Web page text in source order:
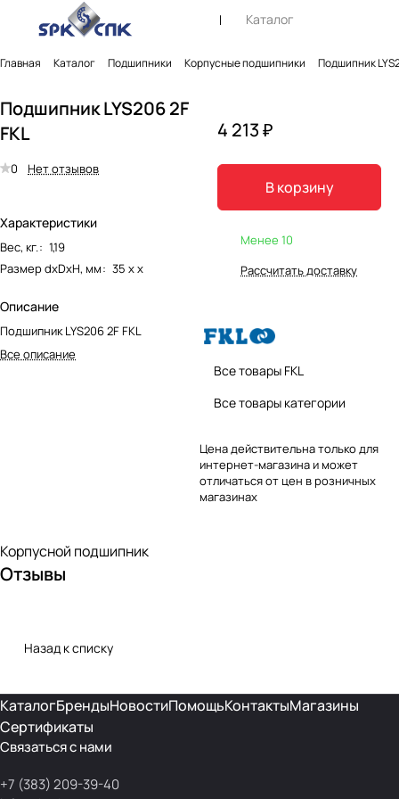
Каталог
Главная Каталог Подшипники Корпусные подшипники Подшипник
Подшипник LYS206 2F
FKL
0 Нет отзывов
Характеристики
Вес, кг.: 1,19
Размер dxDxH, мм: 35 х х
Описание
Подшипник LYS206 2F FKL
Все описание
4 213 ₽
В корзину
Менее 10
Рассчитать доставку
Все товары FKL
Все товары категории
Цена действительна только для
интернет-магазина и может
отличаться от цен в розничных
магазинах
Корпусной подшипник
Отзывы
Назад к списку
КаталогБрендыНовостиПомощьКонтактыМагазины
Сертификаты
Связаться с нами
+7 (383) 209-39-40